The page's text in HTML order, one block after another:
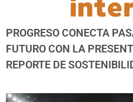
PROGRESO CONECTA
FUTURO CON LA
REPORTE DE